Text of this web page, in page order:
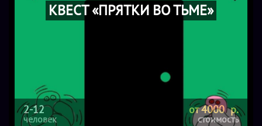
КВЕСТ «ПРЯТКИ ВО ТЬМЕ»
2-12
человек
от 4000 р.
стоимость